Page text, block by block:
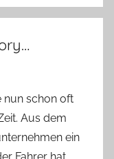
nun schon oft
Aus dem
ein
Fahrer hat